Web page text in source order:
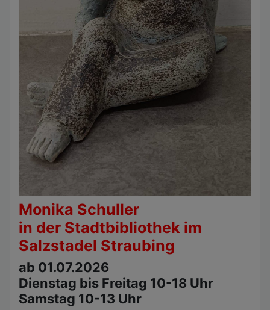
Monika Schuller
in der Stadtbibliothek im
Salzstadel Straubing
ab 01.07.2026
Dienstag bis Freitag 10-18 Uhr
Samstag 10-13 Uhr